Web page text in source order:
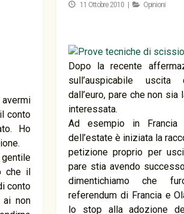
conto
Ho
che il
conto
non
11 Ottobre 2010 | Opinioni
Dopo la recente
sull’auspicabile uscita
dall’euro, pare che non
interessata.
Ad esempio in Francia
dell’estate è iniziata la
petizione proprio per
pare stia avendo
dimentichiamo che
referendum di Francia e
lo stop alla adozione